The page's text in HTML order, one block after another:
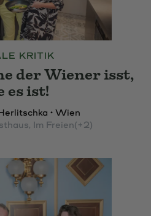
KRITIK
der Wiener isst,
es ist!
• Wien
, Im Freien(+2)